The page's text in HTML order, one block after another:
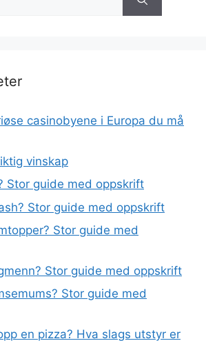
casinobyene i Europa du må
vinskap
Stor guide med oppskrift
Stor guide med oppskrift
Stor guide med
Stor guide med oppskrift
Stor guide med
en pizza? Hva slags utstyr er